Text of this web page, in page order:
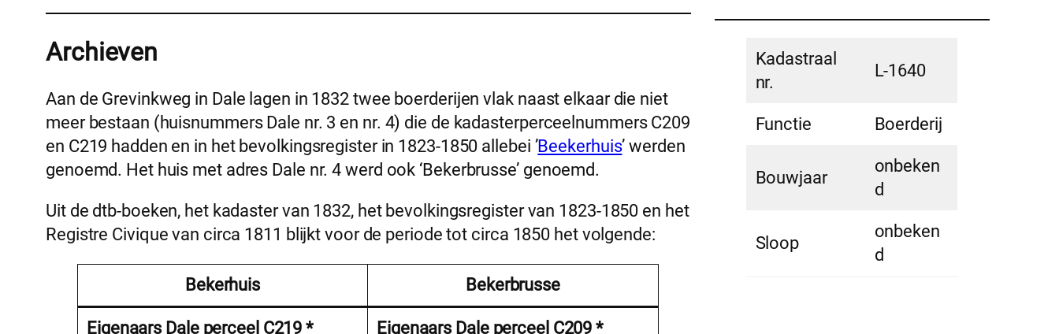
Archieven
Aan de Grevinkweg in Dale lagen in 1832 twee boerderijen vlak naast elkaar die niet
meer bestaan (huisnummers Dale nr. 3 en nr. 4) die de kadasterperceelnummers C209
en C219 hadden en in het bevolkingsregister in 1823-1850 allebei ’Beekerhuis’ werden
genoemd. Het huis met adres Dale nr. 4 werd ook ‘Bekerbrusse’ genoemd.
Uit de dtb-boeken, het kadaster van 1832, het bevolkingsregister van 1823-1850 en het
Registre Civique van circa 1811 blijkt voor de periode tot circa 1850 het volgende:
Bekerhuis Bekerbrusse
Eigenaars Dale perceel C219 * Eigenaars Dale perceel C209 *
Kadastraal
nr.
L-1640
Functie Boerderij
Bouwjaar
onbeken
d
Sloop
onbeken
d